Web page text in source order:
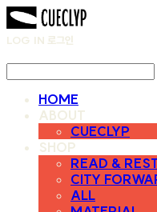
LOG IN 로그인
HOME
ABOUT
CUECLYP
SHOP
READ &
CITY
ALL